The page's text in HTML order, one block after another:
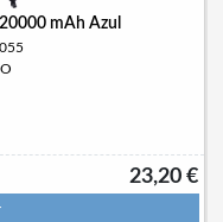
mAh Azul
23,20 €